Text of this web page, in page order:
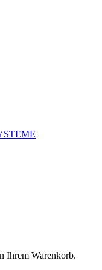
Ihrem Warenkorb.